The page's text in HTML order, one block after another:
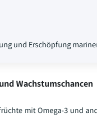
und Erschöpfung
Wachstumschancen
mit Omega-3 und